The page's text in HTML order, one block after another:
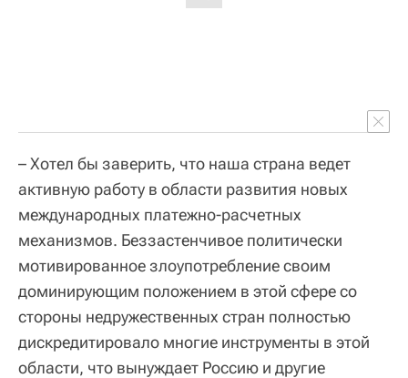
– Хотел бы заверить, что наша страна ведет
активную работу в области развития новых
международных платежно-расчетных
механизмов. Беззастенчивое политически
мотивированное злоупотребление своим
доминирующим положением в этой сфере со
стороны недружественных стран полностью
дискредитировало многие инструменты в этой
области, что вынуждает Россию и другие